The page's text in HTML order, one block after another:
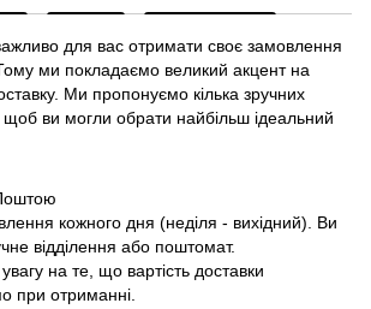
для вас отримати своє замовлення
ми покладаємо великий акцент на
Ми пропонуємо кілька зручних
щоб ви могли обрати найбільш ідеальний
кожного дня (неділя - вихідний). Ви
відділення або поштомат.
на те, що вартість доставки
при отриманні.